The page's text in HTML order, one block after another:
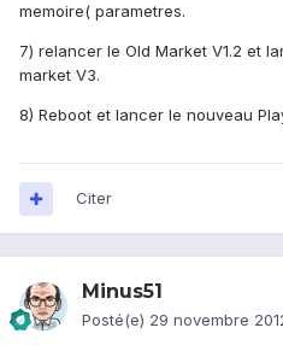
memoire( parametres.
7) relancer le Old Market V1.2 et
market V3.
8) Reboot et lancer le nouveau
Citer
Minus51
Posté(e) 29 novembre